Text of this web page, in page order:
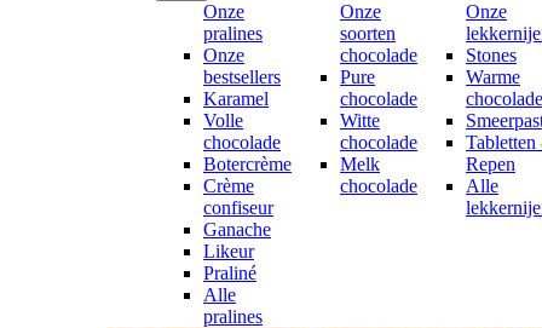
Onze
pralines
Onze
bestsellers
Karamel
Volle
chocolade
Botercrème
Crème
confiseur
Ganache
Likeur
Praliné
Alle
pralines
Onze
soorten
chocolade
Pure
chocolade
Witte
chocolade
Melk
chocolade
Onze
Stones
Warme
Repen
Alle